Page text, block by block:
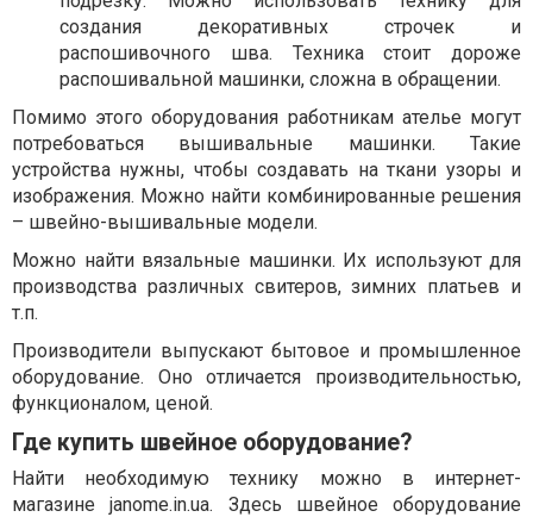
создания декоративных строчек и
распошивочного шва. Техника стоит дороже
распошивальной машинки, сложна в обращении.
Помимо этого оборудования работникам ателье могут
потребоваться вышивальные машинки. Такие
устройства нужны, чтобы создавать на ткани узоры и
изображения. Можно найти комбинированные решения
– швейно-вышивальные модели.
Можно найти вязальные машинки. Их используют для
производства различных свитеров, зимних платьев и
т.п.
Производители выпускают бытовое и промышленное
оборудование. Оно отличается производительностью,
функционалом, ценой.
Где купить швейное оборудование?
Найти необходимую технику можно в интернет-
магазине janome.in.ua. Здесь швейное оборудование